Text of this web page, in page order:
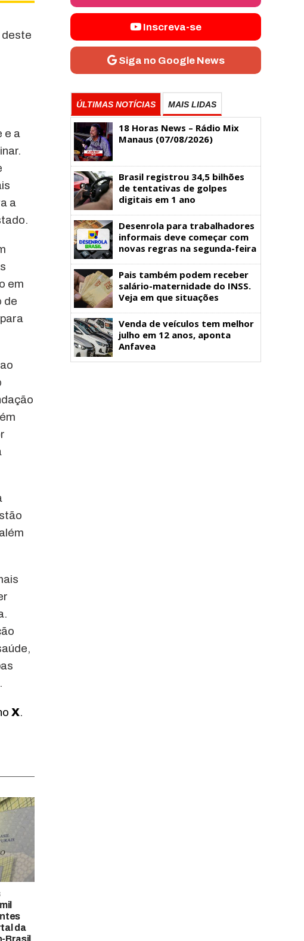
deste
e a
a
em
de
X.
da
Brasil
Inscreva-se
Siga no Google News
ÚLTIMAS NOTÍCIAS MAIS LIDAS
18 Horas News​​​​​​​​​​​​ – Rádio Mix
Manaus (07/08/2026)
Brasil registrou 34,5 bilhões
de tentativas de golpes
digitais em 1 ano
Desenrola para trabalhadores
informais deve começar com
novas regras na segunda-feira
Pais também podem receber
salário-maternidade do INSS.
Veja em que situações
Venda de veículos tem melhor
julho em 12 anos, aponta
Anfavea